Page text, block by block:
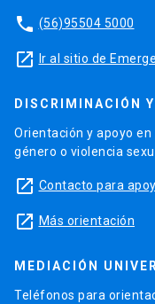
phone (56)95504 5000
launch Ir al sitio de
DISCRIMINACIÓN
Orientación y apoyo
género o violencia
launch Contacto para
launch Más orientación
MEDIACIÓN
Teléfonos para